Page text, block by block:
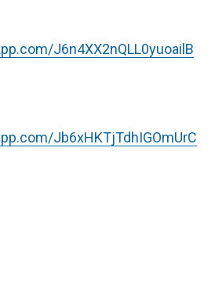
J6n4XX2nQLL0yuoailB
Jb6xHKTjTdhIGOmUrC